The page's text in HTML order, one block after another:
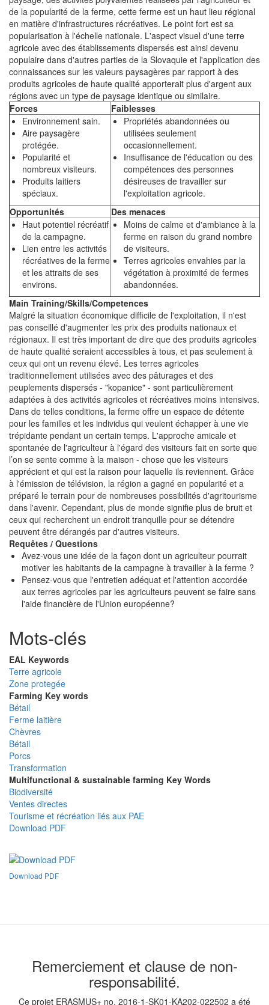
de la popularité de la ferme, cette ferme est un haut lieu régional
en matière d'infrastructures récréatives. Le point fort est sa
popularisation à l'échelle nationale. L'aspect visuel d'une terre
agricole avec des établissements dispersés est ainsi devenu
populaire dans d'autres parties de la Slovaquie et l'application des
connaissances sur les valeurs paysagères par rapport à des
produits agricoles de haute qualité apporterait plus d'argent aux
régions avec un type de paysage identique ou similaire.
Forces
Faiblesses
Environnement sain.
Aire paysagère
protégée.
Popularité et
nombreux visiteurs.
Produits laitiers
spéciaux.
Propriétés abandonnées ou
utilisées seulement
occasionnellement.
Insuffisance de l'éducation ou des
compétences des personnes
désireuses de travailler sur
l'exploitation agricole.
Opportunités
Des menaces
Haut potentiel récréatif
de la campagne.
Lien entre les activités
récréatives de la ferme
et les attraits de ses
environs.
Moins de calme et d'ambiance à la
ferme en raison du grand nombre
de visiteurs.
Terres agricoles envahies par la
végétation à proximité de fermes
abandonnées.
Main Training/Skills/Competences
Malgré la situation économique difficile de l'exploitation, il n'est
pas conseillé d'augmenter les prix des produits nationaux et
régionaux. Il est très important de dire que des produits agricoles
de haute qualité seraient accessibles à tous, et pas seulement à
ceux qui ont un revenu élevé. Les terres agricoles
traditionnellement utilisées avec des pâturages et des
peuplements dispersés - "kopanice" - sont particulièrement
adaptées à des activités agricoles et récréatives moins intensives.
Dans de telles conditions, la ferme offre un espace de détente
pour les familles et les individus qui veulent échapper à une vie
trépidante pendant un certain temps. L'approche amicale et
spontanée de l'agriculteur à l'égard des visiteurs fait en sorte que
l’on se sente comme à la maison - chose que les visiteurs
apprécient et qui est la raison pour laquelle ils reviennent. Grâce
à l'émission de télévision, la région a gagné en popularité et a
préparé le terrain pour de nombreuses possibilités d'agritourisme
dans l'avenir. Cependant, plus de monde signifie plus de bruit et
ceux qui recherchent un endroit tranquille pour se détendre
peuvent être dérangés par d'autres visiteurs.
Requêtes / Questions
Avez-vous une idée de la façon dont un agriculteur pourrait
motiver les habitants de la campagne à travailler à la ferme ?
Pensez-vous que l'entretien adéquat et l'attention accordée
aux terres agricoles par les agriculteurs peuvent se faire sans
l'aide financière de l'Union européenne?
Mots-clés
EAL Keywords
Terre agricole
Zone protegée
Farming Key words
Bétail
Ferme laitière
Chèvres
Bétail
Porcs
Transformation
Multifunctional & sustainable farming Key Words
Biodiversité
Ventes directes
Tourisme et récréation liés aux PAE
Download PDF
Download PDF
Remerciement et clause de non-
responsabilité.
Ce projet ERASMUS+ no. 2016-1-SK01-KA202-022502 a été